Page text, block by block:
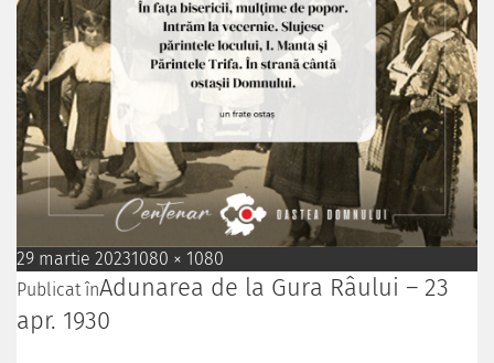
29 martie 20231080 × 1080
Publicat înAdunarea de la Gura Râului – 23
apr. 1930